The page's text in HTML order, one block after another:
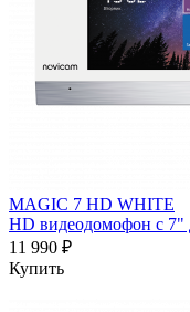
MAGIC 7 HD WHITE
HD видеодомофон с 7"
11 990 ₽
Купить